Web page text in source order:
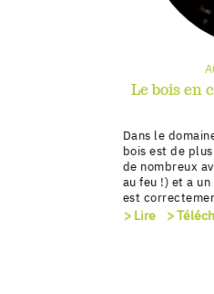
Le bois en
Dans le
bois est de
de nombreux
au feu !) et a
est
> Lire >